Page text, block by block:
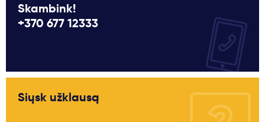
Skambink!
+370 677 12333
Siųsk užklausą